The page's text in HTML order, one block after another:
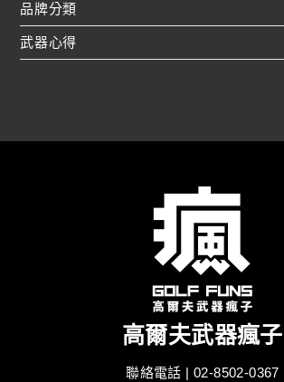
品牌分類
武器心得
高爾夫武器瘋子
聯絡電話 | 02-8502-0367